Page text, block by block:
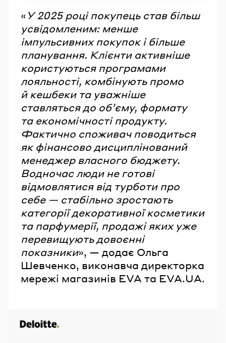
«У 2025 році покупець став більш
усвідомленим: менше
імпульсивних покупок і більше
планування. Клієнти активніше
користуються програмами
лояльності, комбінують промо
й кешбеки та уважніше
ставляться до об’єму, формату
та економічності продукту.
Фактично споживач поводиться
як фінансово дисциплінований
менеджер власного бюджету.
Водночас люди не готові
відмовлятися від турботи про
себе — стабільно зростають
категорії декоративної косметики
та парфумерії, продажі яких уже
перевищують довоєнні
показники», — додає Ольга
Шевченко, виконавча директорка
мережі магазинів EVA та EVA.UA.